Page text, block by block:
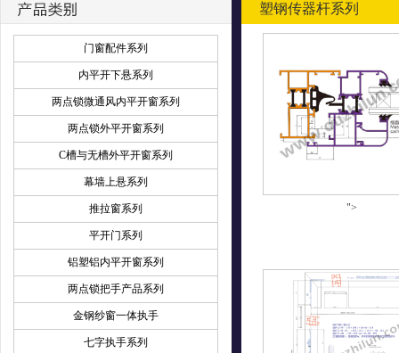
门窗配件系列
内平开下悬系列
两点锁微通风内平开窗系列
两点锁外平开窗系列
C槽与无槽外平开窗系列
幕墙上悬系列
推拉窗系列
平开门系列
铝塑铝内平开窗系列
两点锁把手产品系列
金钢纱窗一体执手
七字执手系列
塑钢传器杆系列
">